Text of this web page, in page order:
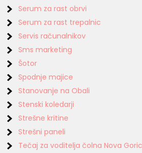
Serum za rast obrvi
Serum za rast trepalnic
Servis računalnikov
Sms marketing
Šotor
Spodnje majice
Stanovanje na Obali
Stenski koledarji
Strešne kritine
Strešni paneli
Tečaj za voditelja čolna Nova